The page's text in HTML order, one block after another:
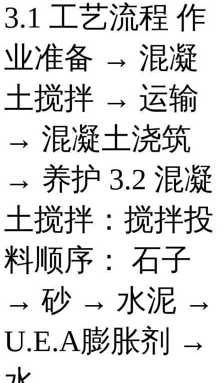
3.1 工艺流程 作
业准备 → 混凝
土搅拌 → 运输
→ 混凝土浇筑
→ 养护 3.2 混凝
土搅拌：搅拌投
料顺序： 石子
→ 砂 → 水泥 →
U.E.A膨胀剂 →